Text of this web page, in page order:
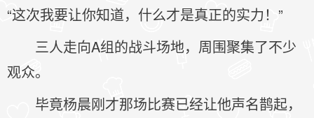
“这次我要让你知道，什么才是真正的实力！”
三人走向A组的战斗场地，周围聚集了不少
观众。
毕竟杨晨刚才那场比赛已经让他声名鹊起，